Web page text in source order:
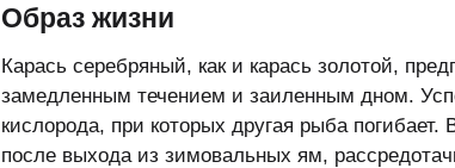
Образ жизни
Карась серебряный, как и карась золотой,
замедленным течением и заиленным дном.
кислорода, при которых другая рыба
после выхода из зимовальных ям,